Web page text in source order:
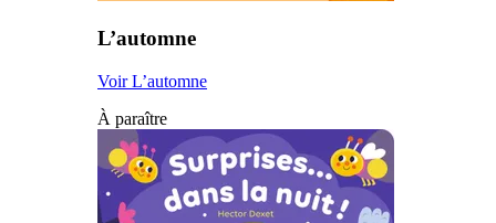
L’automne
Voir L’automne
À paraître